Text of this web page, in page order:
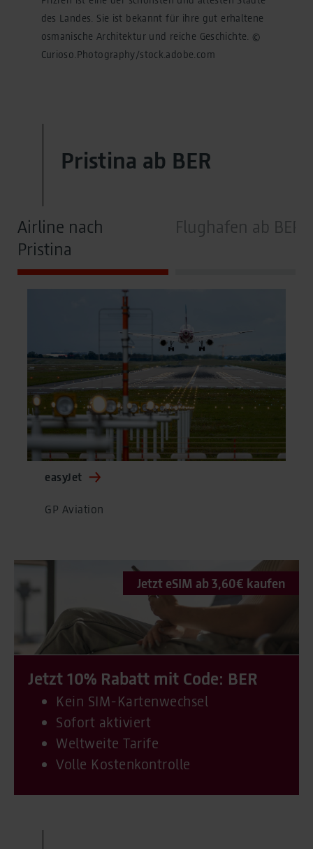
pseudonymized using a hashing process before being
transmitted to Google. This enables Google to attribute
original data is not transmitted in plain text.
des Landes. Sie ist bekannt für ihre gut erhaltene
osmanische Architektur und reiche Geschichte. ©
Curioso.Photography/stock.adobe.com
Pristina ab BER
Airline nach
Pristina
Flughafen ab BER
easyJet
GP Aviation
Jetzt 10% Rabatt mit Code: BER
Kein SIM-Kartenwechsel
Sofort aktiviert
Weltweite Tarife
Volle Kostenkontrolle
Jetzt eSIM ab 3,60€ kaufen